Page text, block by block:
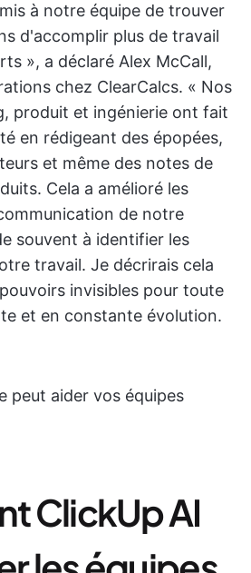
à notre équipe de trouver
d'accomplir plus de travail
», a déclaré Alex McCall,
chez ClearCalcs. « Nos
produit et ingénierie ont fait
en rédigeant des épopées,
et même des notes de
Cela a amélioré les
de notre
souvent à identifier les
travail. Je décrirais cela
invisibles pour toute
et en constante évolution.
peut aider vos équipes
ClickUp AI